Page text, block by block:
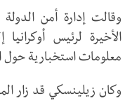
وقالت إدارة أمن
الأخيرة لرئيس
معلومات استخبارية حول
وكان زيلينسكي قد زار